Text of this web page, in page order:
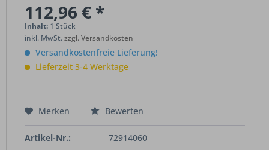
112,96 € *
Inhalt: 1 Stück
inkl. MwSt.zzgl. Versandkosten
Versandkostenfreie Lieferung!
Lieferzeit 3-4 Werktage
Merken Bewerten
Artikel-Nr.:
72914060